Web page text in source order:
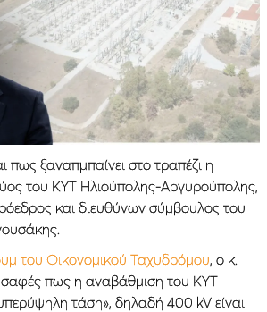
πως ξαναπμπαίνει στο τραπέζι η
του ΚΥΤ Ηλιούπολης-Αργυρούπολης,
και διευθύνων σύμβουλος του
του Οικονομικού Ταχυδρόμου, ο κ.
πως η αναβάθμιση του ΚΥΤ
τάση», δηλαδή 400 kV είναι